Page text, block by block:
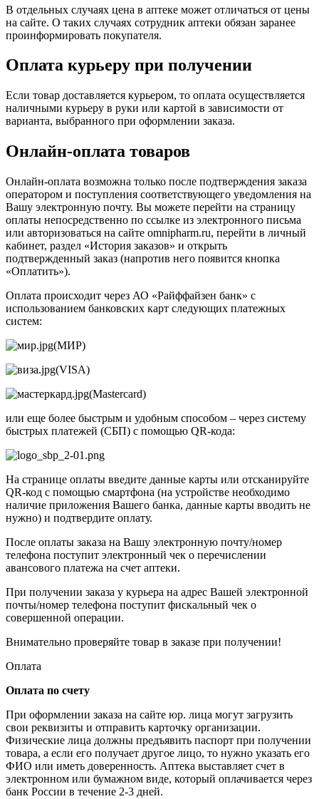
В отдельных случаях цена в аптеке может отличаться от цены
на сайте. О таких случаях сотрудник аптеки обязан заранее
проинформировать покупателя.
Оплата курьеру при получении
Если товар доставляется курьером, то оплата осуществляется
наличными курьеру в руки или картой в зависимости от
варианта, выбранного при оформлении заказа.
Онлайн-оплата товаров
Онлайн-оплата возможна только после подтверждения заказа
оператором и поступления соответствующего уведомления на
Вашу электронную почту. Вы можете перейти на страницу
оплаты непосредственно по ссылке из электронного письма
или авторизоваться на сайте omnipharm.ru, перейти в личный
кабинет, раздел «История заказов» и открыть
подтвержденный заказ (напротив него появится кнопка
«Оплатить»).
Оплата происходит через АО «Райффайзен банк» с
использованием банковских карт следующих платежных
систем:
(МИР)
(VISA)
(Mastercard)
или еще более быстрым и удобным способом – через систему
быстрых платежей (СБП) с помощью QR-кода:
На странице оплаты введите данные карты или отсканируйте
QR-код с помощью смартфона (на устройстве необходимо
наличие приложения Вашего банка, данные карты вводить не
нужно) и подтвердите оплату.
После оплаты заказа на Вашу электронную почту/номер
телефона поступит электронный чек о перечислении
авансового платежа на счет аптеки.
При получении заказа у курьера на адрес Вашей электронной
почты/номер телефона поступит фискальный чек о
совершенной операции.
Внимательно проверяйте товар в заказе при получении!
Оплата
Оплата по счету
При оформлении заказа на сайте юр. лица могут загрузить
свои реквизиты и отправить карточку организации.
Физические лица должны предъявить паспорт при получении
товара, а если его получает другое лицо, то нужно указать его
ФИО или иметь доверенность. Аптека выставляет счет в
электронном или бумажном виде, который оплачивается через
банк России в течение 2-3 дней.